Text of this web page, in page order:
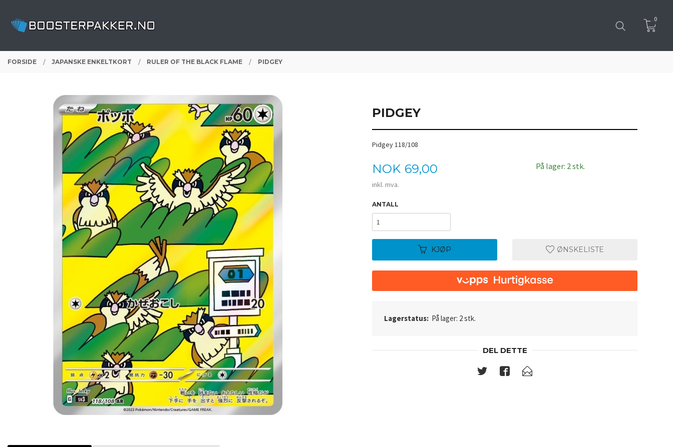
innholdet
0
FORSIDE JAPANSKE ENKELTKORT RULER OF THE BLACK FLAME PIDGEY
PIDGEY
Pidgey 118/108
Pris
NOK 69,00
inkl. mva.
På lager: 2 stk.
ANTALL
KJØP ØNSKELISTE
Lagerstatus: På lager: 2 stk.
DEL DETTE